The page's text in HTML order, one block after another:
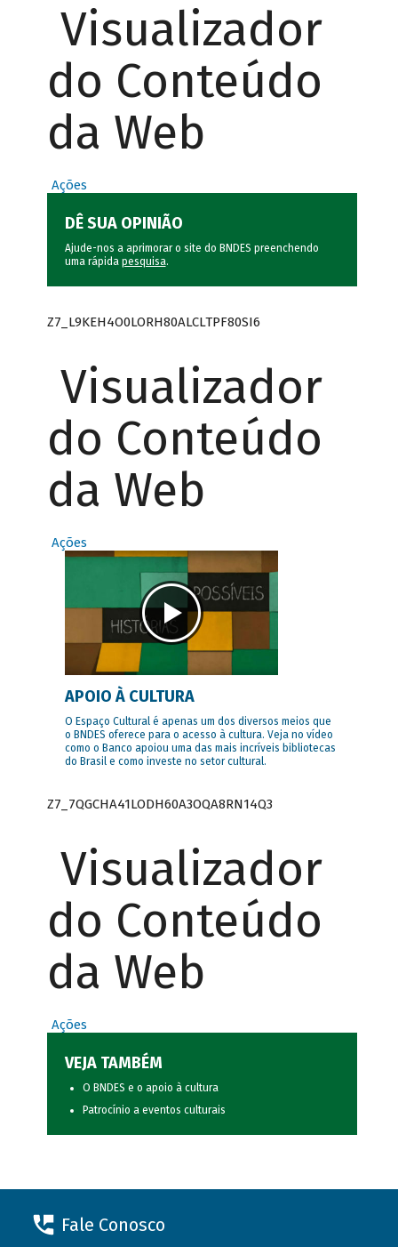
Visualizador
do Conteúdo
da Web
Ações
DÊ SUA OPINIÃO
Ajude-nos a aprimorar o site do BNDES preenchendo
uma rápida pesquisa.
Z7_L9KEH4O0LORH80ALCLTPF80SI6
Visualizador
do Conteúdo
da Web
Ações
APOIO À CULTURA
O Espaço Cultural é apenas um dos diversos meios que
o BNDES oferece para o acesso à cultura. Veja no vídeo
como o Banco apoiou uma das mais incríveis bibliotecas
do Brasil e como investe no setor cultural.
Z7_7QGCHA41LODH60A3OQA8RN14Q3
Visualizador
do Conteúdo
da Web
Ações
VEJA TAMBÉM
O BNDES e o apoio à cultura
Patrocínio a eventos culturais
Fale Conosco